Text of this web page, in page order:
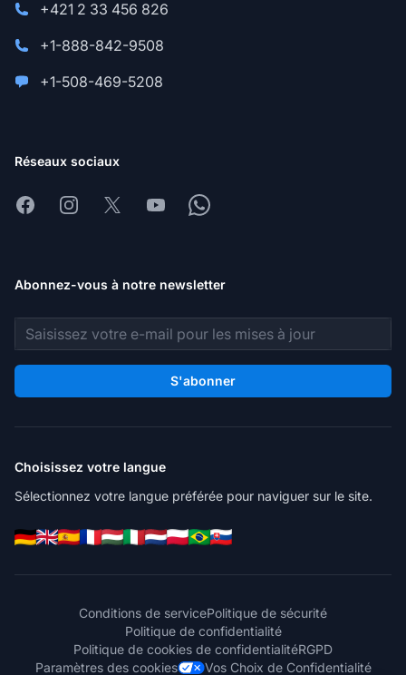
+421 2 33 456 826
+1-888-842-9508
+1-508-469-5208
Réseaux sociaux
FacebookInstagram
X YoutubeWhatsapp
Abonnez-vous à notre newsletter
Adresse e-mail
S'abonner
Choisissez votre langue
Sélectionnez votre langue préférée pour naviguer sur le site.
Conditions de servicePolitique de sécurité
Politique de confidentialité
Politique de cookies de confidentialitéRGPD
Paramètres des cookies
Vos Choix de Confidentialité